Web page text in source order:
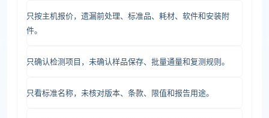
只按主机报价，遗漏前处理、标准品、耗材、软件和安装附
件。
只确认检测项目，未确认样品保存、批量通量和复测规则。
只看标准名称，未核对版本、条款、限值和报告用途。